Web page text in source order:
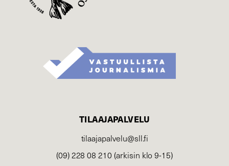
TILAAJAPALVELU
tilaajapalvelu@sll.fi
(09) 228 08 210 (arkisin klo 9-15)